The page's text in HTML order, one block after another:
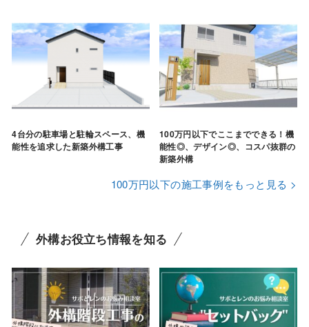
4台分の駐車場と駐輪スペース、機
能性を追求した新築外構工事
100万円以下でここまでできる！機
能性◎、デザイン◎、コスパ抜群の
新築外構
100万円以下の施工事例をもっと見る >
外構お役立ち情報を知る